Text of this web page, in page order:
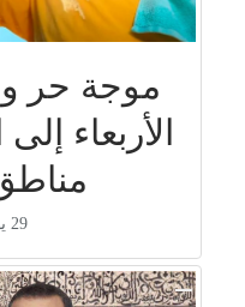
موجة حر
الأربعاء
29 يوليو 2026